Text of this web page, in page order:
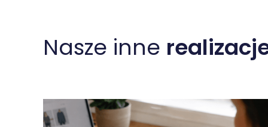
Nasze inne